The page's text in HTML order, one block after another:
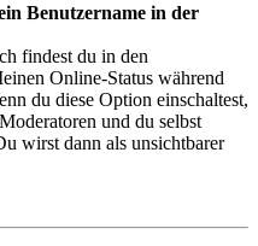
Benutzername in der
findest du in den
Online-Status während
du diese Option einschaltest,
und du selbst
wirst dann als unsichtbarer